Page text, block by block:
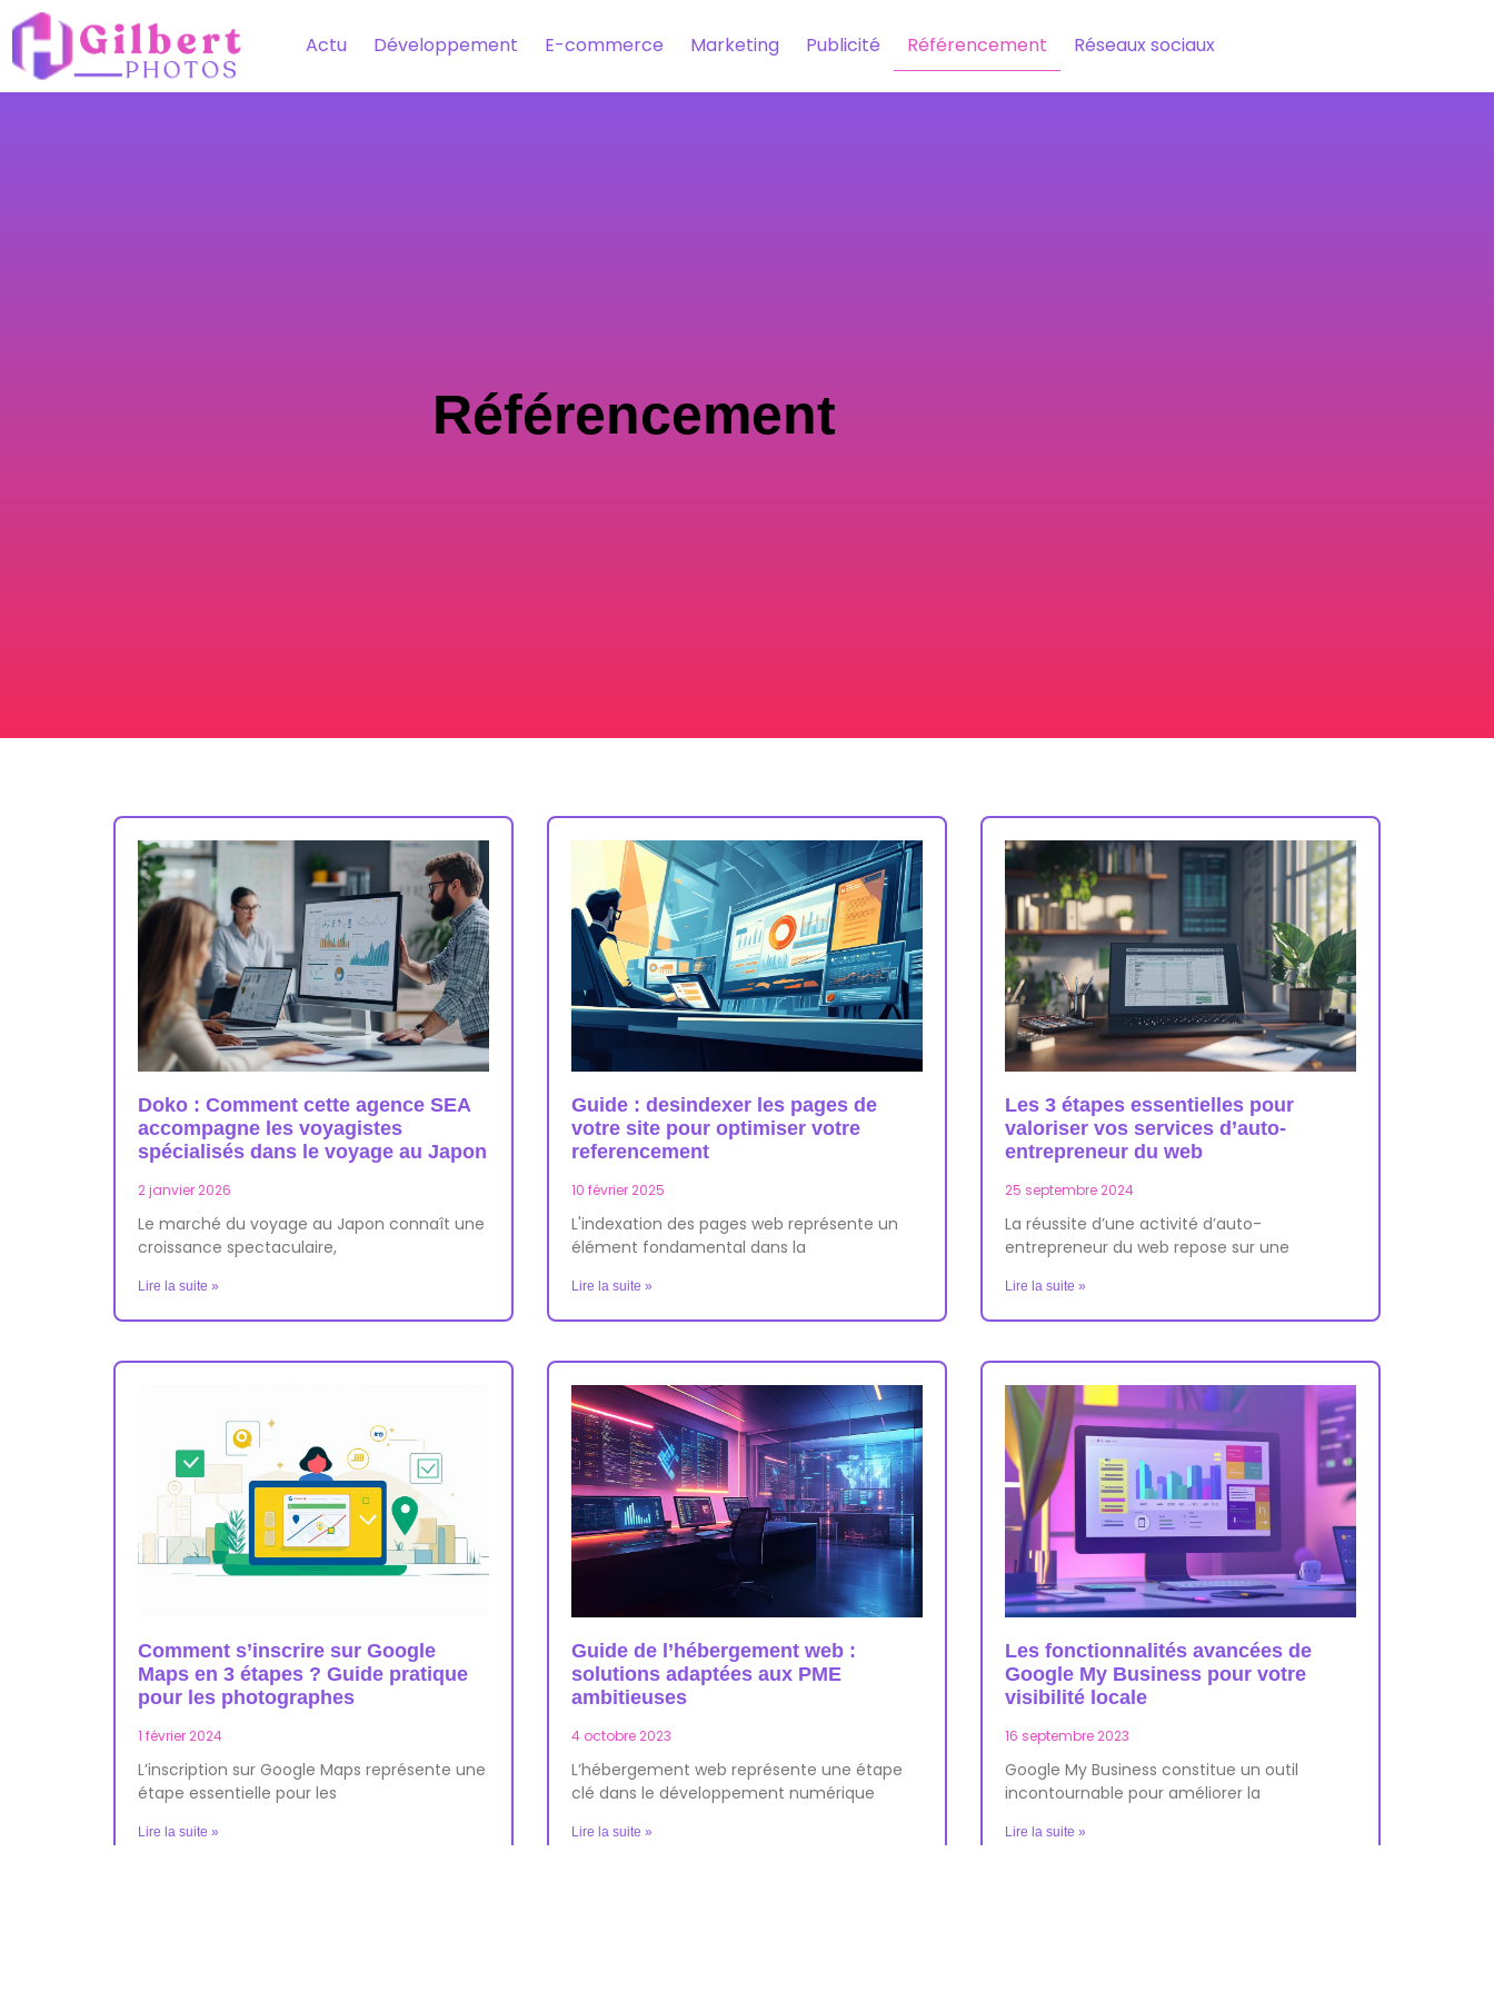
Actu Développement E-commerce Marketing Publicité Référencement Réseaux sociaux
Référencement
Doko : Comment cette agence SEA
accompagne les voyagistes
spécialisés dans le voyage au Japon
2 janvier 2026
Le marché du voyage au Japon connaît une
croissance spectaculaire,
Lire la suite »
Guide : desindexer les pages de
votre site pour optimiser votre
referencement
10 février 2025
L'indexation des pages web représente un
élément fondamental dans la
Lire la suite »
Les 3 étapes essentielles pour
valoriser vos services d’auto-
entrepreneur du web
25 septembre 2024
La réussite d’une activité d’auto-
entrepreneur du web repose sur une
Lire la suite »
Comment s’inscrire sur Google
Maps en 3 étapes ? Guide pratique
pour les photographes
1 février 2024
L’inscription sur Google Maps représente une
étape essentielle pour les
Lire la suite »
Guide de l’hébergement web :
solutions adaptées aux PME
ambitieuses
4 octobre 2023
L’hébergement web représente une étape
clé dans le développement numérique
Lire la suite »
Les fonctionnalités avancées de
Google My Business pour votre
visibilité locale
16 septembre 2023
Google My Business constitue un outil
incontournable pour améliorer la
Lire la suite »